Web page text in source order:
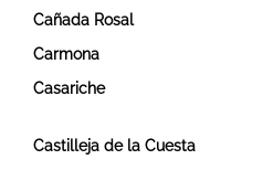
Cañada Rosal
Carmona
Casariche
Castilleja de la Cuesta